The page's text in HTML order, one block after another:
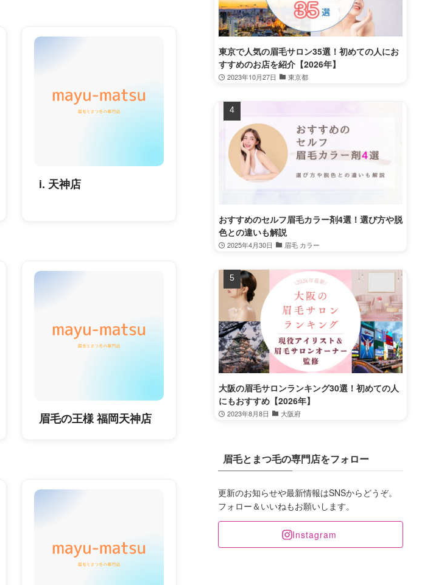
i. 天神店
眉毛の王様 福岡天神店
東京で人気の眉毛サロン35選！初めての人にお
すすめのお店を紹介【2026年】
2023年10月27日 東京都
おすすめのセルフ眉毛カラー剤4選！選び方や脱
色との違いも解説
2025年4月30日 眉毛 カラー
大阪の眉毛サロンランキング30選！初めての人
にもおすすめ【2026年】
2023年8月8日 大阪府
眉毛とまつ毛の専門店をフォロー
更新のお知らせや最新情報はSNSからどうぞ。
フォロー＆いいねもお願いします。
Instagram